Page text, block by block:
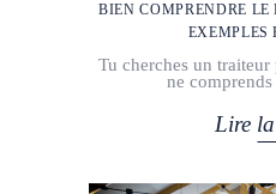
BIEN COMPRENDRE
EXEMPLES
Tu cherches un
ne
Lire